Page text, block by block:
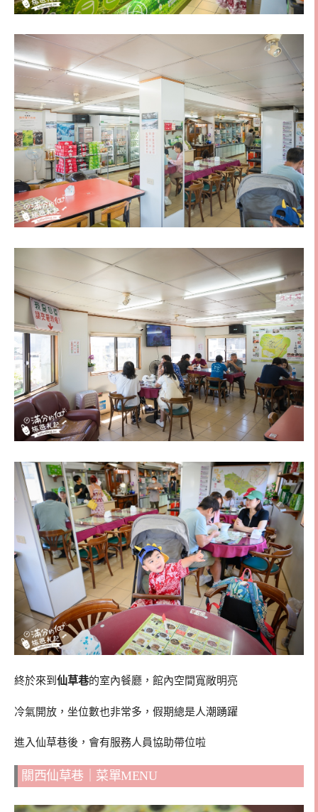
終於來到 仙草巷的室內餐廳，館內空間寬敞明亮
冷氣開放，坐位數也非常多，假期總是人潮踴躍
進入仙草巷後，會有服務人員協助帶位啦
關西仙草巷｜菜單MENU